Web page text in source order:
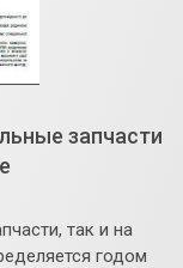
запчасти
так и на
годом